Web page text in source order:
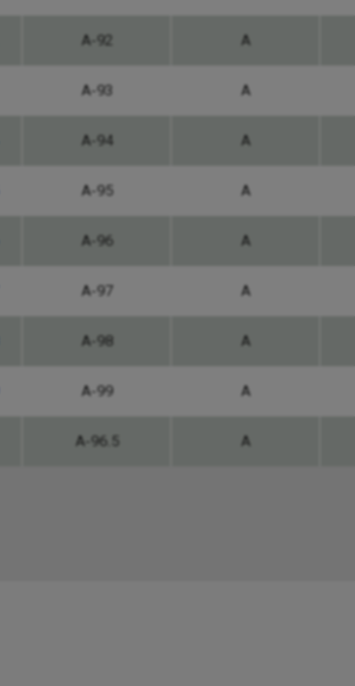
A-92 A
A-93 A
A-94 A
A-95 A
A-96 A
A-97 A
A-98 A
A-99 A
A-96.5 A